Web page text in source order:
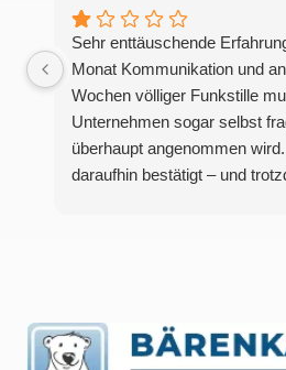
Sehr enttäuschende
Monat Kommunikation und
Wochen völliger Funkstille
Unternehmen sogar selbst
überhaupt angenommen
daraufhin bestätigt – und
bestätigten Termin sollte man
können. Die Art und Weise,